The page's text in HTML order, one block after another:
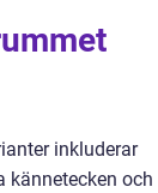
inkluderar
kännetecken och